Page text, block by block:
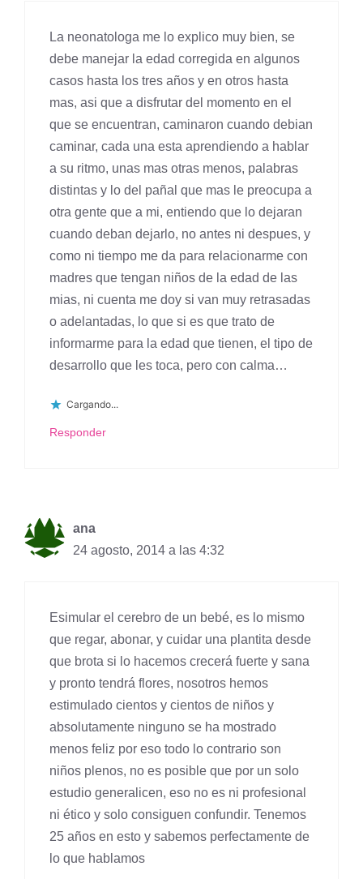
La neonatologa me lo explico muy bien, se
debe manejar la edad corregida en algunos
casos hasta los tres años y en otros hasta
mas, asi que a disfrutar del momento en el
que se encuentran, caminaron cuando debian
caminar, cada una esta aprendiendo a hablar
a su ritmo, unas mas otras menos, palabras
distintas y lo del pañal que mas le preocupa a
otra gente que a mi, entiendo que lo dejaran
cuando deban dejarlo, no antes ni despues, y
como ni tiempo me da para relacionarme con
madres que tengan niños de la edad de las
mias, ni cuenta me doy si van muy retrasadas
o adelantadas, lo que si es que trato de
informarme para la edad que tienen, el tipo de
desarrollo que les toca, pero con calma…
Cargando...
Responder
ana
24 agosto, 2014 a las 4:32
Esimular el cerebro de un bebé, es lo mismo
que regar, abonar, y cuidar una plantita desde
que brota si lo hacemos crecerá fuerte y sana
y pronto tendrá flores, nosotros hemos
estimulado cientos y cientos de niños y
absolutamente ninguno se ha mostrado
menos feliz por eso todo lo contrario son
niños plenos, no es posible que por un solo
estudio generalicen, eso no es ni profesional
ni ético y solo consiguen confundir. Tenemos
25 años en esto y sabemos perfectamente de
lo que hablamos